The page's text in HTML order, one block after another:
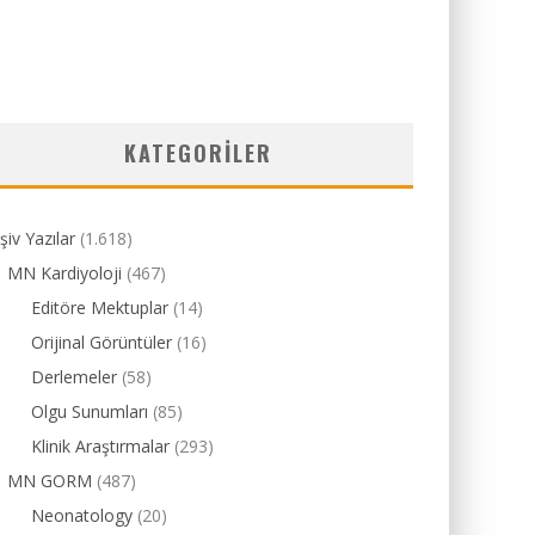
KATEGORILER
Yazılar (1.618)
MN Kardiyoloji (467)
Editöre Mektuplar (14)
Orijinal Görüntüler (16)
Derlemeler (58)
Olgu Sunumları (85)
Klinik Araştırmalar (293)
MN GORM (487)
Neonatology (20)